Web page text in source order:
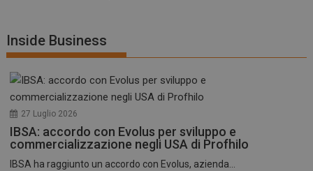
Inside Business
27 Luglio 2026
IBSA: accordo con Evolus per sviluppo e
commercializzazione negli USA di Profhilo
IBSA ha raggiunto un accordo con Evolus, azienda...